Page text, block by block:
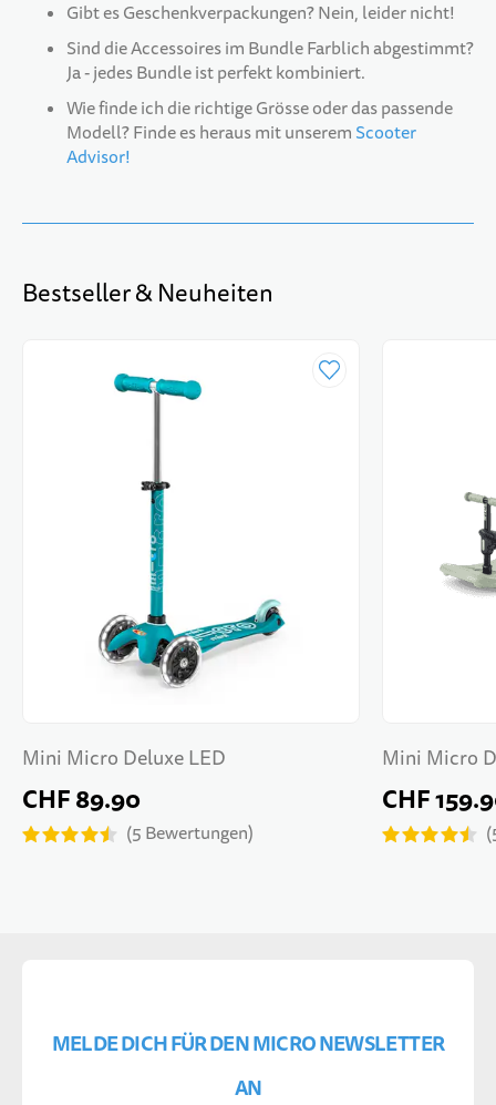
Gibt es Geschenkverpackungen? Nein, leider nicht!
Sind die Accessoires im Bundle Farblich abgestimmt?
Ja - jedes Bundle ist perfekt kombiniert.
Wie finde ich die richtige Grösse oder das passende
Modell? Finde es heraus mit unserem Scooter
Advisor!
Bestseller & Neuheiten
Mini Micro Deluxe LED
CHF 89.90
5 Bewertungen
Mini Micro
CHF
MELDE DICH FÜR DEN MICRO NEWSLETTER
AN